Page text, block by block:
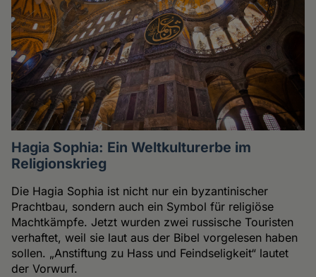
Hagia Sophia: Ein Weltkulturerbe im
Religionskrieg
Die Hagia Sophia ist nicht nur ein byzantinischer
Prachtbau, sondern auch ein Symbol für religiöse
Machtkämpfe. Jetzt wurden zwei russische Touristen
verhaftet, weil sie laut aus der Bibel vorgelesen haben
sollen. „Anstiftung zu Hass und Feindseligkeit“ lautet
der Vorwurf.